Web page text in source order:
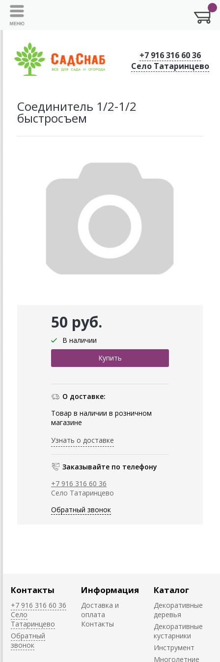
+7 916 316 60 36
Село Татаринцево
Соединитель 1/2-1/2
быстросъем
50 руб.
В наличии
О доставке:
Товар в наличии в розничном
магазине
Узнать о доставке
Заказывайте по телефону
+7 916 316 60 36
Село Татаринцево
Обратный звонок
Контакты
+7 916 316 60 36
Село
Татаринцево
Обратный
звонок
Информация
Доставка и
оплата
Контакты
Каталог
Декоративные
деревья
Декоративные
кустарники
Инструмент
Многолетние